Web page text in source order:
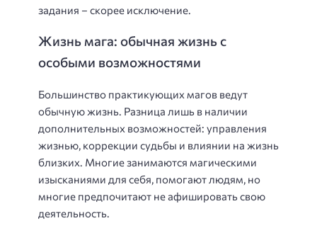
задания – скорее исключение.
Жизнь мага: обычная жизнь с
особыми возможностями
Большинство практикующих магов ведут
обычную жизнь. Разница лишь в наличии
дополнительных возможностей: управления
жизнью, коррекции судьбы и влиянии на жизнь
близких. Многие занимаются магическими
изысканиями для себя, помогают людям, но
многие предпочитают не афишировать свою
деятельность.